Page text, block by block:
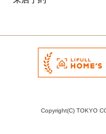
Copyright(C) TOKYO